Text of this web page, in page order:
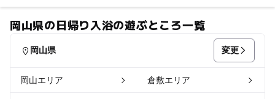
岡山県の日帰り入浴の遊ぶところ一覧
岡山県 変更
岡山エリア 倉敷エリア